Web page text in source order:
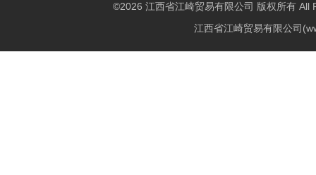
©2026 江西省江崎贸易有限公司 版权所有 All
江西省江崎贸易有限公司